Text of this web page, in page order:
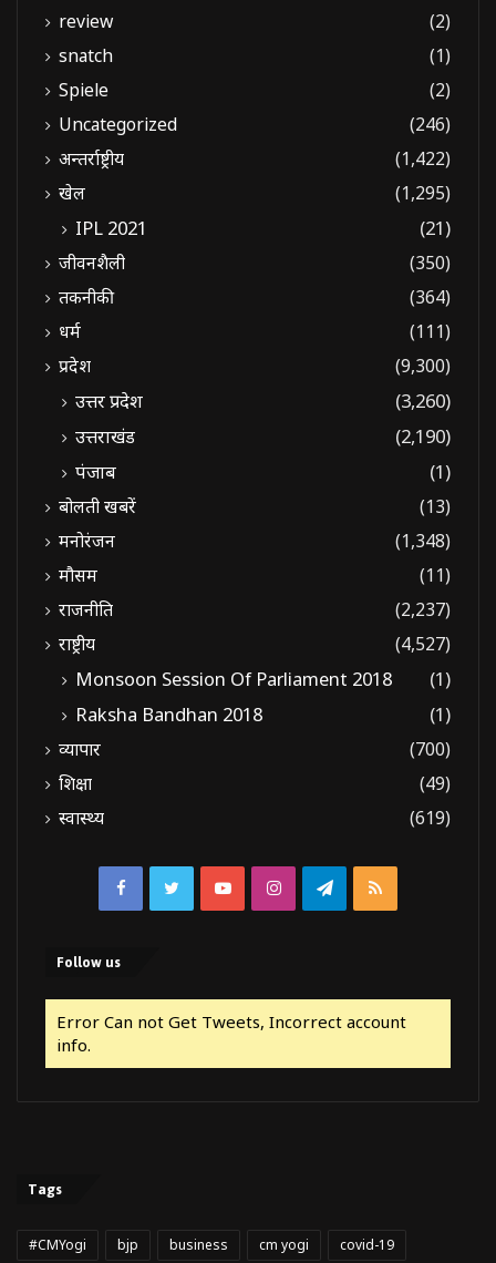
review
(2)
snatch
(1)
Spiele
(2)
Uncategorized
(246)
अन्तर्राष्ट्रीय
(1,422)
खेल
(1,295)
IPL 2021 (21)
जीवनशैली
(350)
तकनीकी
(364)
धर्म
(111)
प्रदेश
(9,300)
उत्तर प्रदेश
(3,260)
उत्तराखंड
(2,190)
पंजाब
(1)
बोलती खबरें
(13)
मनोरंजन
(1,348)
मौसम
(11)
राजनीति
(2,237)
राष्ट्रीय
(4,527)
Monsoon Session Of Parliament 2018
(1)
Raksha Bandhan 2018
(1)
व्यापार
(700)
शिक्षा
(49)
स्वास्थ्य
(619)
FacebookTwitterYouTubeInstagramTelegram
RSS
Follow us
Error Can not Get Tweets, Incorrect account
info.
Tags
#CMYogi bjp business cm yogi covid-19